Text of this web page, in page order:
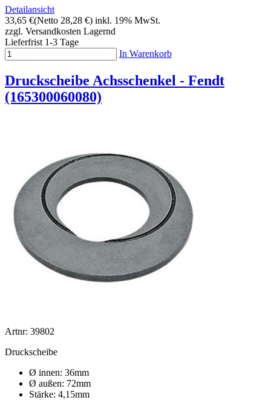
Detailansicht
33,65 €(Netto 28,28 €) inkl. 19% MwSt.
zzgl. Versandkosten Lagernd
Lieferfrist 1-3 Tage
In Warenkorb
Druckscheibe Achsschenkel - Fendt
(165300060080)
Artnr: 39802
Druckscheibe
Ø innen: 36mm
Ø außen: 72mm
Stärke: 4,15mm